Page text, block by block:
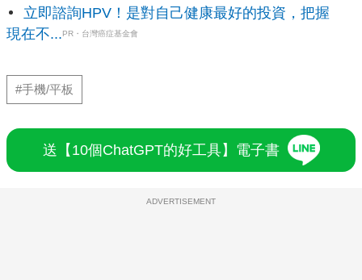
立即諮詢HPV！是對自己健康最好的投資，把握
現在不...PR・台灣癌症基金會
#手機/平板
送【10個ChatGPT的好工具】電子書
ADVERTISEMENT